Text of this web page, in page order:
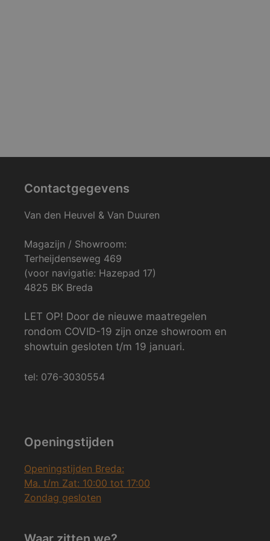
Contactgegevens
Van den Heuvel & Van Duuren
Magazijn / Showroom:
Terheijdenseweg 469
(voor navigatie: Hazepad 17)
4825 BK Breda
LET OP! Door de nieuwe maatregelen
rondom COVID-19 zijn onze showroom en
showtuin gesloten t/m 19 januari.
tel: 076-3030554
Openingstijden
Openingstijden Breda:
Ma. t/m Zat: 10:00 tot 17:00
Zondag gesloten